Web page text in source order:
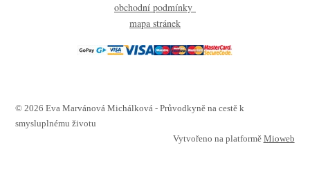
obchodní podmínky
mapa stránek
© 2026 Eva Marvánová Michálková - Průvodkyně na cestě k
smysluplnému životu
Vytvořeno na platformě Mioweb